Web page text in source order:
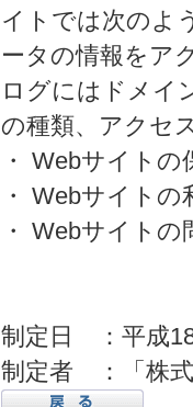
イトでは次のよ
ータの情報をア
ログにはドメイ
の種類、アクセ
・ Webサイトの
・ Webサイト
・ Webサイト
制定日 ：平成
制定者 ：「株